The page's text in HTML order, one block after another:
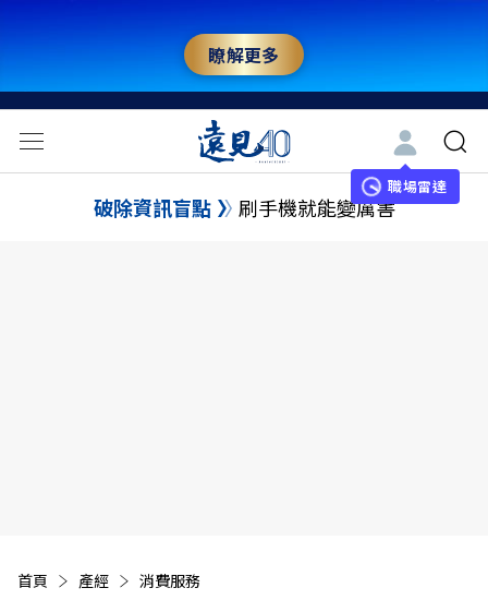
瞭解更多
職場雷達
破除資訊盲點 刷手機就能變厲害
首頁 產經 消費服務